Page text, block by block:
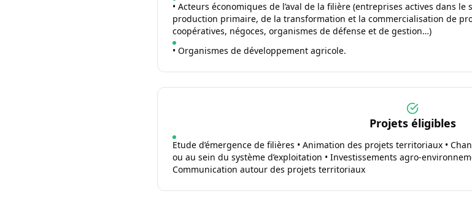
• Acteurs économiques de l’aval de la filière (entreprises actives dans le
production primaire, de la transformation et la commercialisation de
coopératives, négoces, organismes de défense et de gestion…)
• Organismes de développement agricole.
Projets éligibles
Etude d’émergence de filières • Animation des projets territoriaux •
ou au sein du système d’exploitation • Investissements agro-
Communication autour des projets territoriaux